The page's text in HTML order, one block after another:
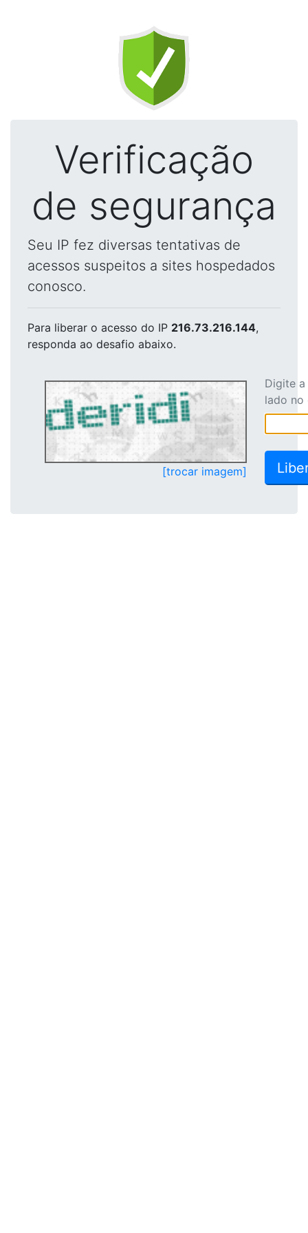
Verificação
de segurança
Seu IP fez diversas tentativas de
acessos suspeitos a sites hospedados
conosco.
Para liberar o acesso do IP 216.73.216.144,
responda ao desafio abaixo.
[trocar imagem]
Digite
lado no